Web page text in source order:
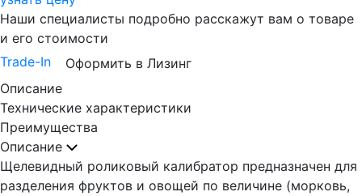
Наши специалисты подробно расскажут вам о товаре
и его стоимости
Trade-In
Оформить в Лизинг
Описание
Технические характеристики
Преимущества
Описание
Щелевидный роликовый калибратор предназначен для
разделения фруктов и овощей по величине (морковь,